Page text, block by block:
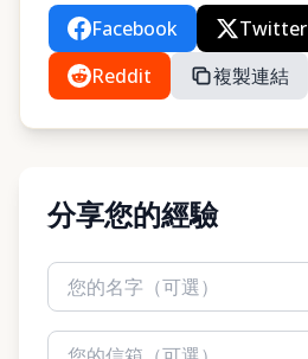
Facebook Twitter
Reddit
複製連結
分享您的經驗